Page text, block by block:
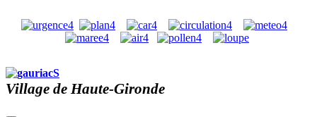
Village de Haute-Gironde